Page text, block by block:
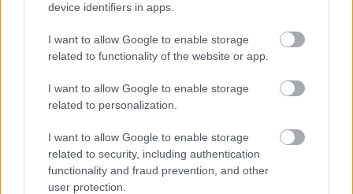
device identifiers in apps.
I want to allow Google to enable storage
related to functionality of the website or app.
I want to allow Google to enable storage
related to personalization.
I want to allow Google to enable storage
related to security, including authentication
functionality and fraud prevention, and other
user protection.
Szövetség, mert szerintük az intézkedés nem érte el célját.
Neubauer Katalin, a Magyar Nemzeti Kereskedelmi Szövetség
főtitkára az ATV-nek azt mondta: „Nem tartható már április
30-ig sem ez a nyomás, ez a veszteség. Úgy gondoljuk, hogy
miután nem ért célt maga az intézkedés, nem mérsékelte az
hogy ezt a lehető legrövidebb időn belül vezesse ki.” Matolcsy
György jegybankelnök a parlamenti beszámolójában
ugyancsak arról…